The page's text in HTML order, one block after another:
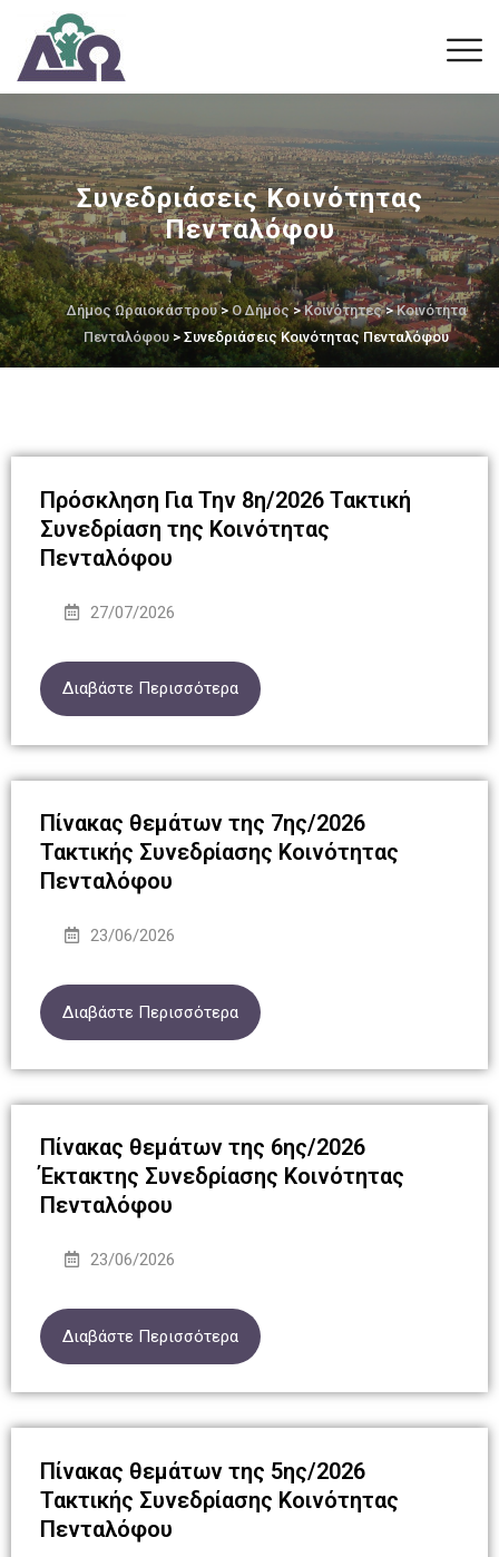
Συνεδριάσεις Κοινότητας
Πενταλόφου
Δήμος Ωραιοκάστρου>Ο Δήμος>Κοινότητες>Κοινότητα
Πενταλόφου > Συνεδριάσεις Κοινότητας Πενταλόφου
Πρόσκληση Για Την 8η/2026 Τακτική
Συνεδρίαση της Κοινότητας
Πενταλόφου
27/07/2026
Διαβάστε Περισσότερα
Πίνακας θεμάτων της 7ης/2026
Τακτικής Συνεδρίασης Κοινότητας
Πενταλόφου
23/06/2026
Διαβάστε Περισσότερα
Πίνακας θεμάτων της 6ης/2026
Έκτακτης Συνεδρίασης Κοινότητας
Πενταλόφου
23/06/2026
Διαβάστε Περισσότερα
Πίνακας θεμάτων της 5ης/2026
Τακτικής Συνεδρίασης Κοινότητας
Πενταλόφου